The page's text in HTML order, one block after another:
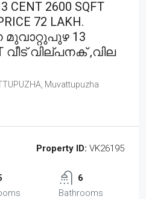
CENT 2600 SQFT
72 LAKH.
13
വീട് വില്പനക് ,വില
Muvattupuzha
Property ID: VK26195
6
Bathrooms